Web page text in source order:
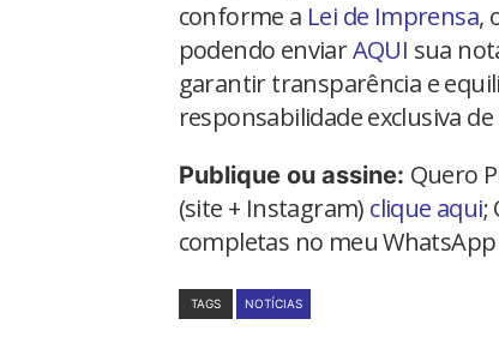
conforme a Lei de Imprensa,
podendo enviarAQUI sua
garantir transparência e
responsabilidade exclusiva
Publique ou assine: Quero
(site + Instagram) clique aqui;
completas no meu WhatsApp
TAGS NOTÍCIAS